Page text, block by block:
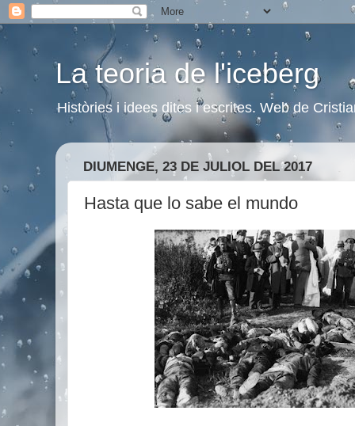
La teoria de l'iceberg
Històries i idees dites i escrites. Web de
DIUMENGE, 23 DE JULIOL DEL 2017
Hasta que lo sabe el mundo